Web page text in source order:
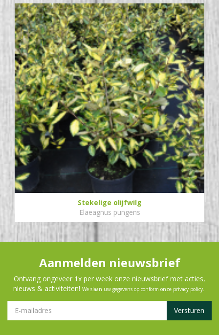
Stekelige olijfwilg
Elaeagnus pungens
Aanmelden nieuwsbrief
Ontvang ongeveer 1x per week onze nieuwsbrief met acties,
nieuws & activiteiten! We slaan uw gegevens op conform onze privacy policy.